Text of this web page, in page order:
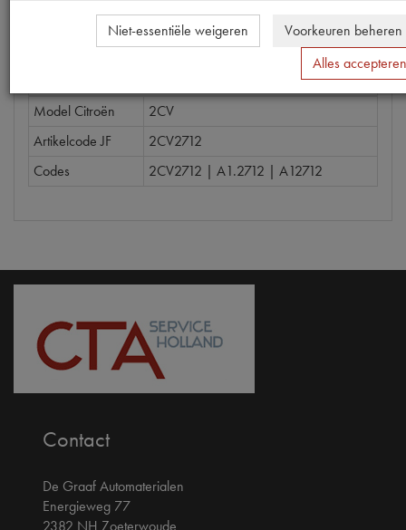
Specificaties Omschrijving
Model Citroën
2CV
Artikelcode JF
2CV2712
Codes
2CV2712 | A1.2712 | A12712
Contact
De Graaf Automaterialen
Energieweg 77
2382 NH Zoeterwoude
Niet-essentiële weigeren
Voorkeuren beheren
Alles accepteren